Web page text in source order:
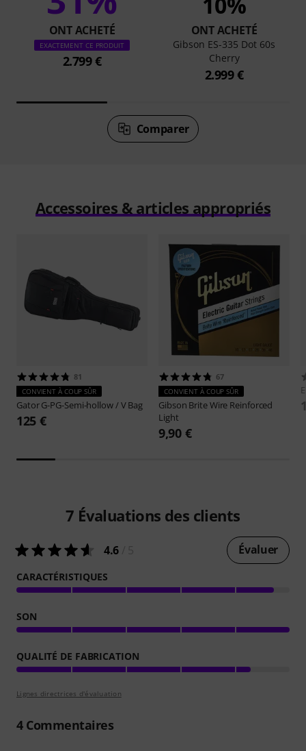
ONT ACHETÉ
EXACTEMENT CE PRODUIT
2.799 €
ONT ACHETÉ
Gibson ES-335 Dot 60s
Cherry
2.999 €
Comparer
Accessoires & articles appropriés
81
CONVIENT À COUP SÛR
GatorG-PG-Semi-hollow / V Bag
125 €
67
CONVIENT À COUP SÛR
Gibson Brite Wire Reinforced
Light
9,90 €
7 Évaluations des clients
4.6 Évaluer
CARACTÉRISTIQUES
SON
QUALITÉ DE FABRICATION
Lignes directrices d'évaluation
4Commentaires